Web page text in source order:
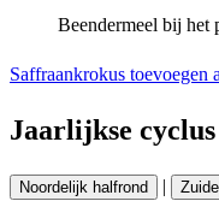
Beendermeel bij het
Saffraankrokus toevoegen
Jaarlijkse cyclus
Noordelijk halfrond |